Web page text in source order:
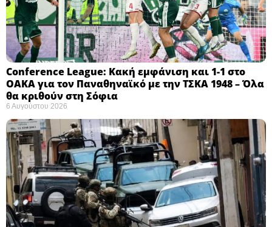
Conference League: Κακή εμφάνιση και 1-1 στο
ΟΑΚΑ για τον Παναθηναϊκό με την ΤΣΚΑ 1948 – Όλα
θα κριθούν στη Σόφια ​
6 Αυγούστου 2026